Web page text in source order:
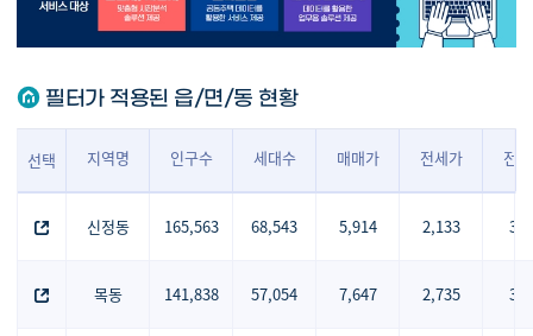
필터가 적용된 읍/면/동 현황
선택 지역명 인구수 세대수 매매가 전세가 전
신정동 165,563 68,543 5,914 2,133
목동 141,838 57,054 7,647 2,735